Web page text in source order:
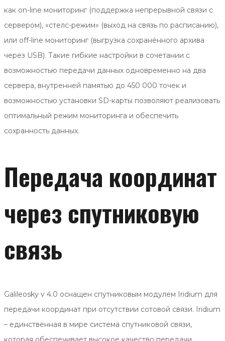
как on-line мониторинг (поддержка непрерывной связи с
сервером), «cтелс-режим» (выход на связь по расписанию),
или off-line мониторинг (выгрузка сохранённого архива
через USB). Такие гибкие настройки в сочетании с
возможностью передачи данных одновременно на два
сервера, внутренней памятью до 450 000 точек и
возможностью установки SD-карты позволяют реализовать
оптимальный режим мониторинга и обеспечить
сохранность данных.
Передача координат
через спутниковую
связь
Galileosky v 4.0 оснащен спутниковым модулем Iridium для
передачи координат при отсутствии сотовой связи. Iridium
– единственная в мире система спутниковой связи,